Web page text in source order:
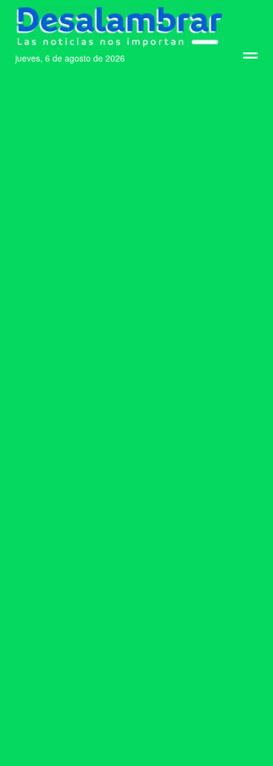
jueves, 6 de agosto de 2026